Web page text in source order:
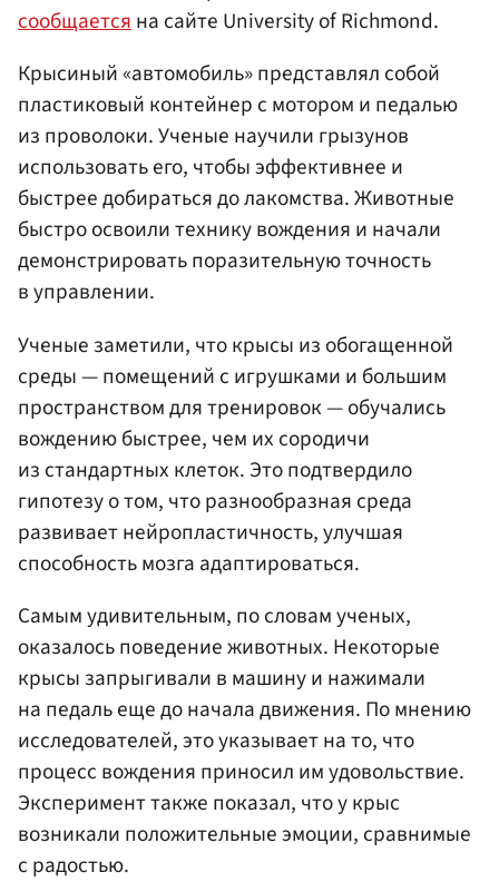
сообщаетсяна сайте University of Richmond.
Крысиный «автомобиль» представлял собой
пластиковый контейнер с мотором и педалью
из проволоки. Ученые научили грызунов
использовать его, чтобы эффективнее и
быстрее добираться до лакомства. Животные
быстро освоили технику вождения и начали
демонстрировать поразительную точность
в управлении.
Ученые заметили, что крысы из обогащенной
среды — помещений с игрушками и большим
пространством для тренировок — обучались
вождению быстрее, чем их сородичи
из стандартных клеток. Это подтвердило
гипотезу о том, что разнообразная среда
развивает нейропластичность, улучшая
способность мозга адаптироваться.
Самым удивительным, по словам ученых,
оказалось поведение животных. Некоторые
крысы запрыгивали в машину и нажимали
на педаль еще до начала движения. По мнению
исследователей, это указывает на то, что
процесс вождения приносил им удовольствие.
Эксперимент также показал, что у крыс
возникали положительные эмоции, сравнимые
с радостью.